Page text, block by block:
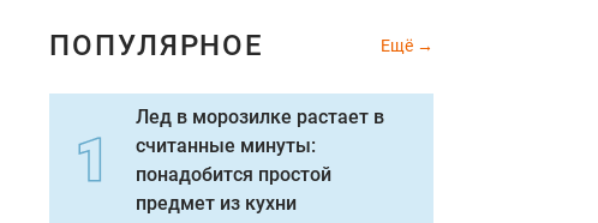
ПОПУЛЯРНОЕ Ещё
Лед в морозилке растает в
считанные минуты:
понадобится простой
предмет из кухни